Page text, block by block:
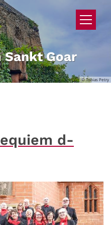
© Tobias Petry
Sankt Goar
d-